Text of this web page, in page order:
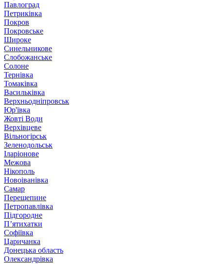
Павлоград
Петриківка
Покров
Покровське
Широке
Синельникове
Слобожанське
Солоне
Тернівка
Томаківка
Васильківка
Верхньодніпровськ
Юр'ївка
Жовті Води
Верхівцеве
Вільногірськ
Зеленодольськ
Іларіонове
Межова
Нікополь
Новоіванівка
Самар
Перещепине
Петропавлівка
Підгородне
П’ятихатки
Софіївка
Царичанка
Донецька область
Олександрівка